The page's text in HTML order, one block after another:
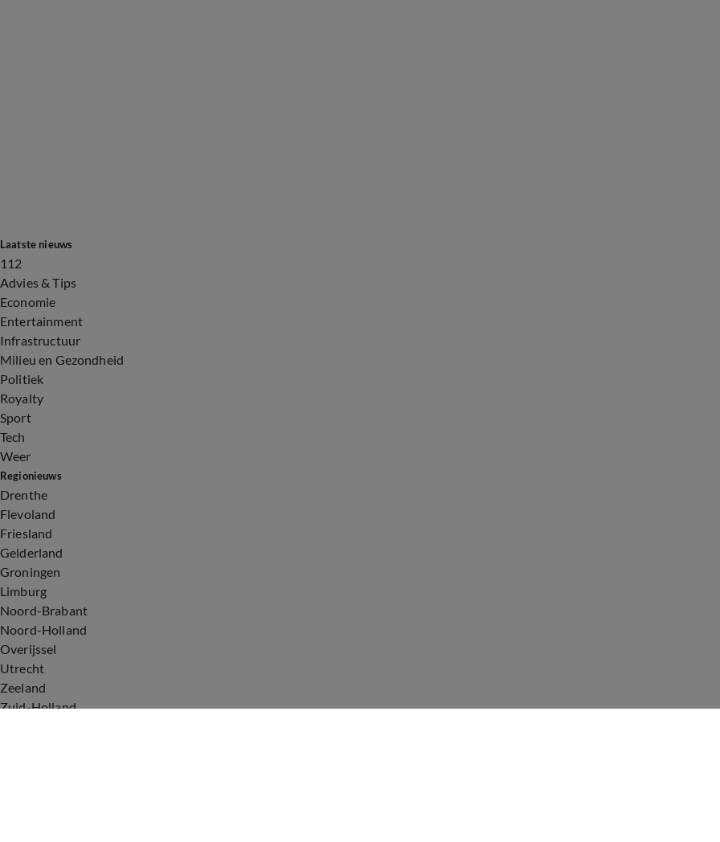
Laatste nieuws
112
Advies & Tips
Economie
Entertainment
Infrastructuur
Milieu en Gezondheid
Politiek
Royalty
Sport
Tech
Weer
Regionieuws
Drenthe
Flevoland
Friesland
Gelderland
Groningen
Limburg
Noord-Brabant
Noord-Holland
Overijssel
Utrecht
Zeeland
Zuid-Holland